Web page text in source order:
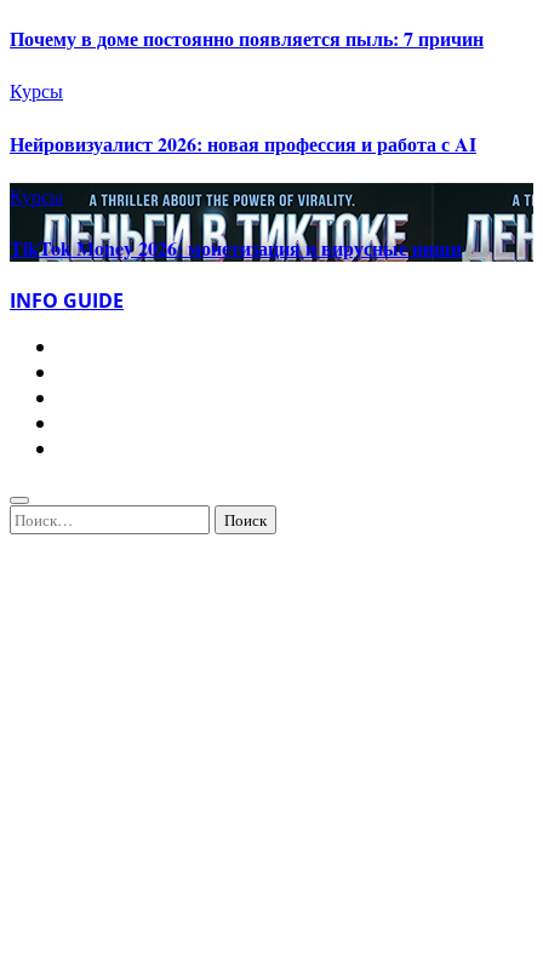
Почему в доме постоянно появляется пыль: 7 причин
Курсы
Нейровизуалист 2026: новая профессия и работа с AI
Курсы
TikTok Money 2026: монетизация и вирусные ниши
INFO GUIDE
Найти: